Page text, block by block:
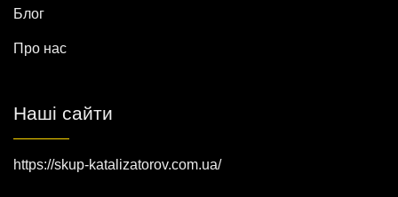
Блог
Про нас
Наші сайти
https://skup-katalizatorov.com.ua/